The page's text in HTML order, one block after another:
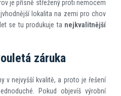
je přísně střežený proti nemocem
lokalita na zemi pro chov
se tu produkuje ta nejkvalitnější
záruka
v nejvyšší kvalitě, a proto je řešení
Pokud objevíš výrobní